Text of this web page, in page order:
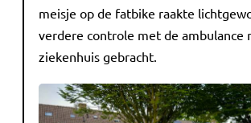
meisje op de fatbike raakte
verdere controle met de ambulance
ziekenhuis gebracht.